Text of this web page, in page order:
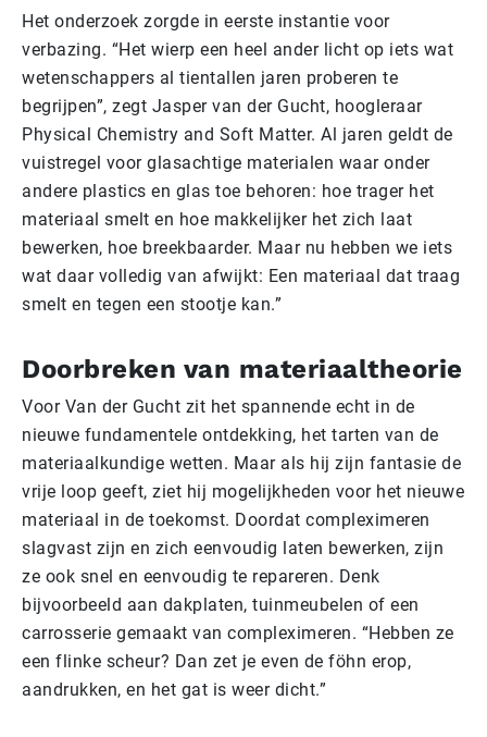
Het onderzoek zorgde in eerste instantie voor
verbazing. “Het wierp een heel ander licht op iets wat
wetenschappers al tientallen jaren proberen te
begrijpen”, zegt Jasper van der Gucht, hoogleraar
Physical Chemistry and Soft Matter. Al jaren geldt de
vuistregel voor glasachtige materialen waar onder
andere plastics en glas toe behoren: hoe trager het
materiaal smelt en hoe makkelijker het zich laat
bewerken, hoe breekbaarder. Maar nu hebben we iets
wat daar volledig van afwijkt: Een materiaal dat traag
smelt en tegen een stootje kan.”
Doorbreken van materiaaltheorie
Voor Van der Gucht zit het spannende echt in de
nieuwe fundamentele ontdekking, het tarten van de
materiaalkundige wetten. Maar als hij zijn fantasie de
vrije loop geeft, ziet hij mogelijkheden voor het nieuwe
materiaal in de toekomst. Doordat compleximeren
slagvast zijn en zich eenvoudig laten bewerken, zijn
ze ook snel en eenvoudig te repareren. Denk
bijvoorbeeld aan dakplaten, tuinmeubelen of een
carrosserie gemaakt van compleximeren. “Hebben ze
een flinke scheur? Dan zet je even de föhn erop,
aandrukken, en het gat is weer dicht.”